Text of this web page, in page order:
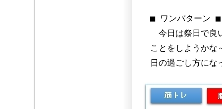
■ ワンパターン ■
今日は祭日で良
ことをしようかな
日の過ごし方にな